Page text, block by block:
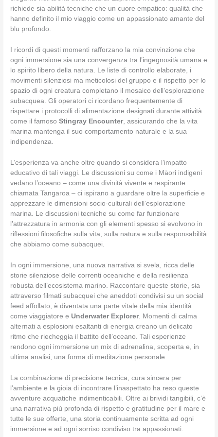
richiede sia abilità tecniche che un cuore empatico: qualità che
hanno definito il mio viaggio come un appassionato amante del
blu profondo.
I ricordi di questi momenti rafforzano la mia convinzione che
ogni immersione sia una convergenza tra l’ingegnosità umana e
lo spirito libero della natura. Le liste di controllo elaborate, i
movimenti silenziosi ma meticolosi del gruppo e il rispetto per lo
spazio di ogni creatura completano il mosaico dell’esplorazione
subacquea. Gli operatori ci ricordano frequentemente di
rispettare i protocolli di alimentazione designati durante attività
come il famosoStingray Encounter, assicurando che la vita
marina mantenga il suo comportamento naturale e la sua
indipendenza.
L’esperienza va anche oltre quando si considera l’impatto
educativo di tali viaggi. Le discussioni su come i Māori indigeni
vedano l’oceano – come una divinità vivente e respirante
chiamata Tangaroa – ci ispirano a guardare oltre la superficie e
apprezzare le dimensioni socio-culturali dell’esplorazione
marina. Le discussioni tecniche su come far funzionare
l’attrezzatura in armonia con gli elementi spesso si evolvono in
riflessioni filosofiche sulla vita, sulla natura e sulla responsabilità
che abbiamo come subacquei.
In ogni immersione, una nuova narrativa si svela, ricca delle
storie silenziose delle correnti oceaniche e della resilienza
robusta dell’ecosistema marino. Raccontare queste storie, sia
attraverso filmati subacquei che aneddoti condivisi su un social
feed affollato, è diventata una parte vitale della mia identità
come viaggiatore e Underwater Explorer. Momenti di calma
alternati a esplosioni esaltanti di energia creano un delicato
ritmo che riecheggia il battito dell’oceano. Tali esperienze
rendono ogni immersione un mix di adrenalina, scoperta e, in
ultima analisi, una forma di meditazione personale.
La combinazione di precisione tecnica, cura sincera per
l’ambiente e la gioia di incontrare l’inaspettato ha reso queste
avventure acquatiche indimenticabili. Oltre ai brividi tangibili, c’è
una narrativa più profonda di rispetto e gratitudine per il mare e
tutte le sue offerte, una storia continuamente scritta ad ogni
immersione e ad ogni sorriso condiviso tra appassionati.